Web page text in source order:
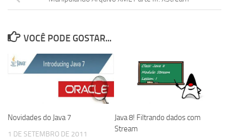
VOCÊ PODE GOSTAR...
Novidades do Java 7
1 DE SETEMBRO DE 2011
Java 8! Filtrando dados com
Stream